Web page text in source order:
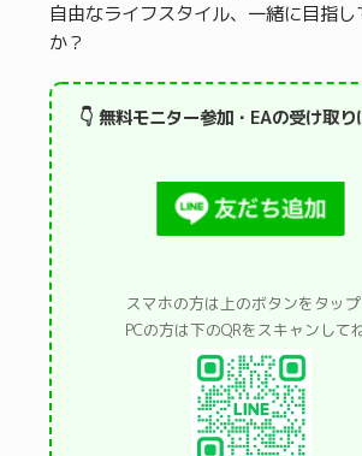
自由なライフスタイル、一緒に目指し
か？
👇 無料モニター参加・EAの受け取り
スマホの方は上のボタンをタップ
PCの方は下のQRをスキャンして